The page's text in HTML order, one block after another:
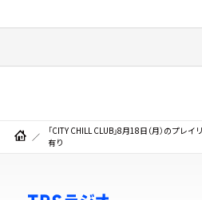
「CITY CHILL CLUB」8月18日（月）のプ
有り